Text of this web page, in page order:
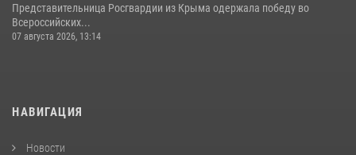
Представительница Росгвардии из Крыма одержала победу во
Всероссийских...
07 августа 2026, 13:14
НАВИГАЦИЯ
Новости